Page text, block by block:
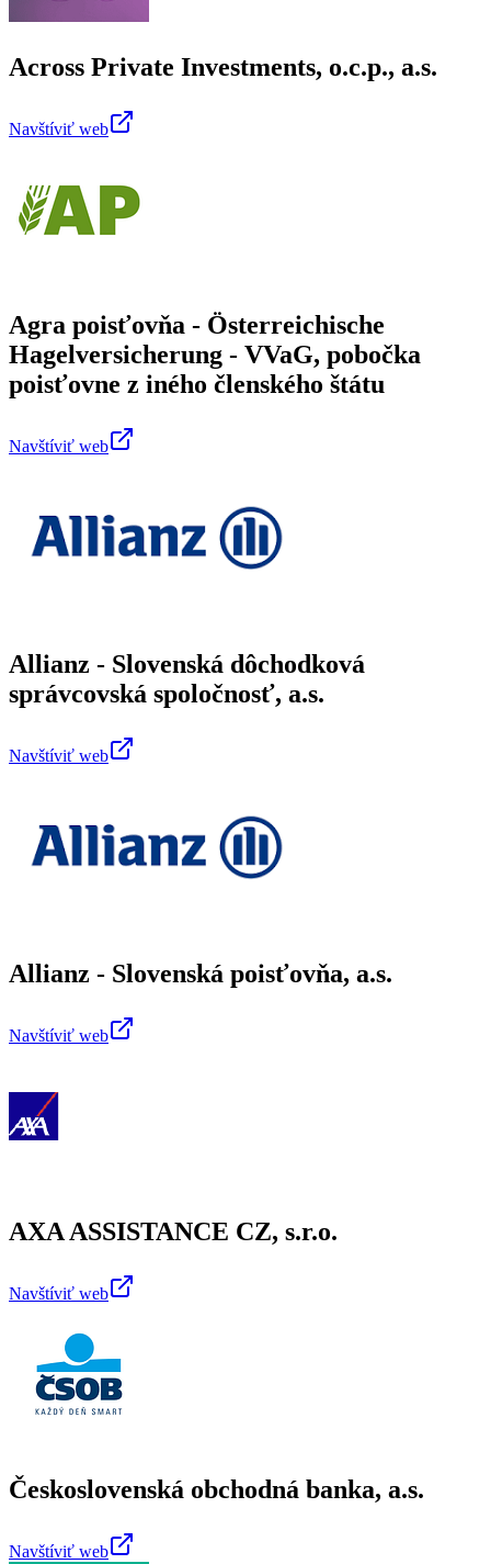
Across Private Investments, o.c.p., a.s.
Navštíviť web
Agra poisťovňa - Österreichische
Hagelversicherung - VVaG, pobočka
poisťovne z iného členského štátu
Navštíviť web
Allianz - Slovenská dôchodková
správcovská spoločnosť, a.s.
Navštíviť web
Allianz - Slovenská poisťovňa, a.s.
Navštíviť web
AXA ASSISTANCE CZ, s.r.o.
Navštíviť web
Československá obchodná banka, a.s.
Navštíviť web